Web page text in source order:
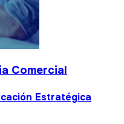
Comercial
Estratégica